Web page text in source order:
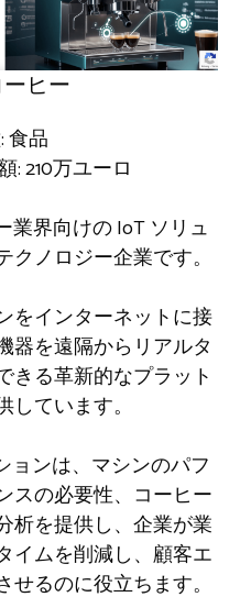
ヒー
食品
: 210万ユーロ
業界向けの IoT ソリュ
ノロジー企業です。
をインターネットに接
器を遠隔からリアルタ
きる革新的なプラット
ています。
ョンは、マシンのパフ
スの必要性、コーヒー
析を提供し、企業が業
イムを削減し、顧客エ
るのに役立ちます。